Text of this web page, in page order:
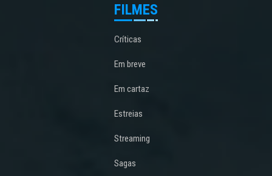
FILMES
Críticas
Em breve
Em cartaz
Estreias
Streaming
Sagas